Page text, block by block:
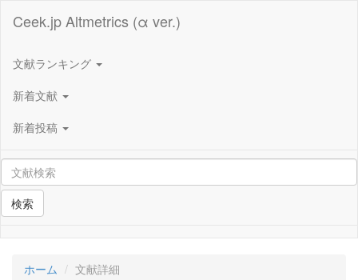
Ceek.jp Altmetrics (α ver.)
文献ランキング
新着文献
新着投稿
検索
ホーム 文献詳細